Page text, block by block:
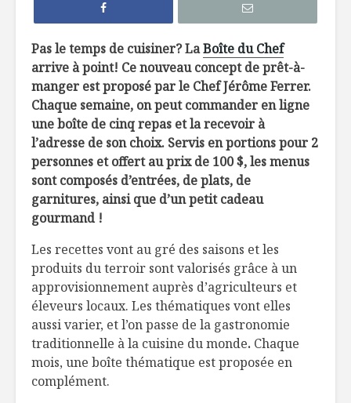
Pas le temps de cuisiner? LaBoîte du Chef
arrive à point! Ce nouveau concept de prêt-à-
manger est proposé par le Chef Jérôme Ferrer.
Chaque semaine, on peut commander en ligne
une boîte de cinq repas et la recevoir à
l’adresse de son choix. Servis en portions pour 2
personnes et offert au prix de 100 $, les menus
sont composés d’entrées, de plats, de
garnitures, ainsi que d’un petit cadeau
gourmand !
Les recettes vont au gré des saisons et les
produits du terroir sont valorisés grâce à un
approvisionnement auprès d’agriculteurs et
éleveurs locaux. Les thématiques vont elles
aussi varier, et l’on passe de la gastronomie
traditionnelle à la cuisine du monde. Chaque
mois, une boîte thématique est proposée en
complément.
meilleures
microbrasseries au
Québec à
découvrir !
Osez les flambés !
d’ici
Steven Raichlen:
Mille et un feux
Le réveillon de
Valérie Roberts